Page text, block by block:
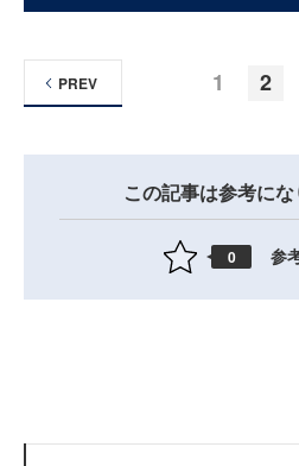
1 2
PREV
この記事は参考に
0 参